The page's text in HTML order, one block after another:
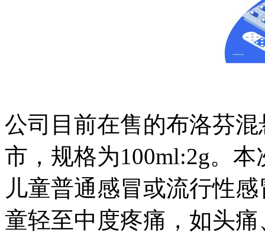
公司目前在售的布洛芬
市，规格为100ml:2g
儿童普通感冒或流行性感
童轻至中度疼痛，如头痛